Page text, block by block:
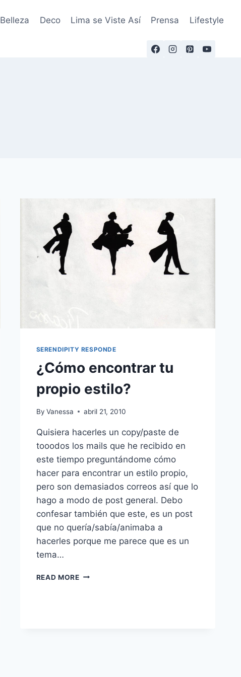
Belleza Deco Lima se Viste Así Prensa Lifestyle
SERENDIPITY RESPONDE
¿Cómo encontrar tu
propio estilo?
By Vanessa abril 21, 2010
Quisiera hacerles un copy/paste de
tooodos los mails que he recibido en
este tiempo preguntándome cómo
hacer para encontrar un estilo propio,
pero son demasiados correos así que lo
hago a modo de post general. Debo
confesar también que este, es un post
que no quería/sabía/animaba a
hacerles porque me parece que es un
tema…
READ MORE¿CÓMO